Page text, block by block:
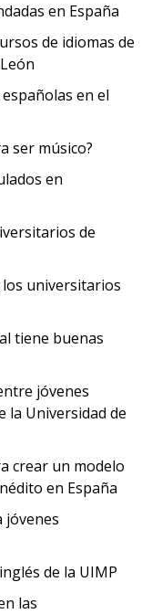
en España
de idiomas de
en el
ser músico?
en
de
los universitarios
tiene buenas
jóvenes
la Universidad de
crear un modelo
en España
jóvenes
de la UIMP
las